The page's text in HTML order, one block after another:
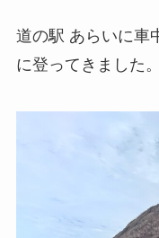
道の駅 あらいに車
に登ってきました。